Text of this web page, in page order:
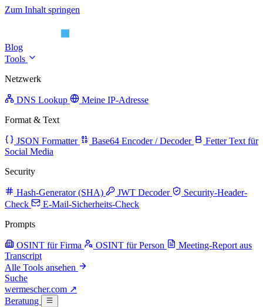
Zum Inhalt springen
Blog
Tools
Netzwerk
DNS Lookup
Meine IP-Adresse
Format & Text
JSON Formatter Base64 Encoder / Decoder
Fetter Text für
Social Media
Security
Hash-Generator (SHA) JWT Decoder
Security-Header-
Check
E-Mail-Sicherheits-Check
Prompts
OSINT für Firma OSINT für Person
Meeting-Report aus
Transcript
Alle Tools ansehen
Suche
wermescher.com ↗
Beratung